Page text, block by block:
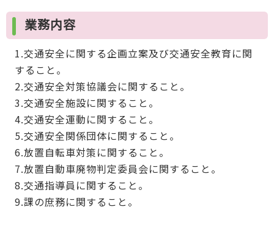
こ
ら
業務内容
1.交通安全に関する企画立案及び交通安全教育に関
すること。
2.交通安全対策協議会に関すること。
3.交通安全施設に関すること。
4.交通安全運動に関すること。
5.交通安全関係団体に関すること。
6.放置自転車対策に関すること。
7.放置自動車廃物判定委員会に関すること。
8.交通指導員に関すること。
9.課の庶務に関すること。